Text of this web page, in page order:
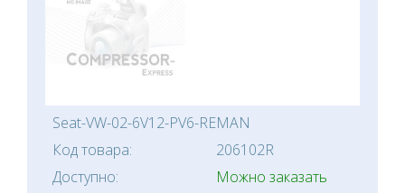
Seat-VW-02-6V12-PV6-REMAN
Код товара:
206102R
Доступно:
Можно заказать